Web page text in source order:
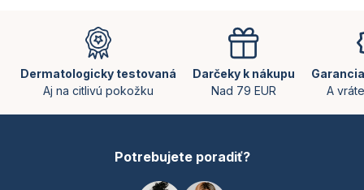
Dermatologicky testovaná
Aj na citlivú pokožku
Darčeky k nákupu
Nad 79 EUR
A
Potrebujete poradiť?